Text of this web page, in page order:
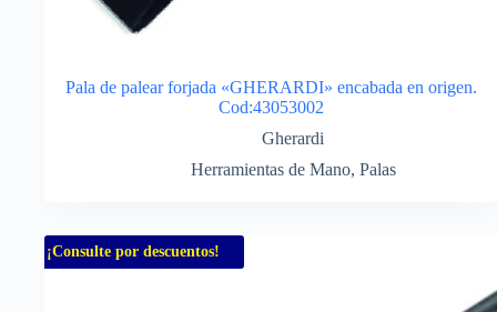
Pala de palear forjada «GHERARDI» encabada en origen.
Cod:43053002
Gherardi
Herramientas de Mano, Palas
¡Consulte por descuentos!